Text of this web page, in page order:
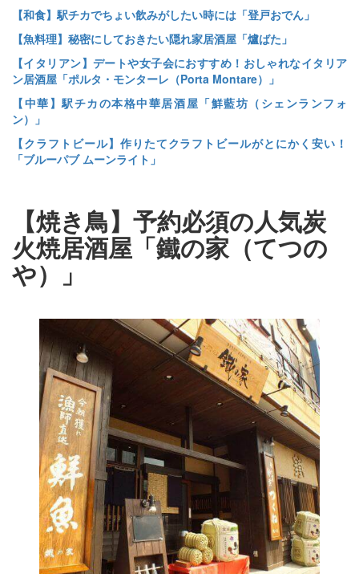
【和食】駅チカでちょい飲みがしたい時には「登戸おでん」
【魚料理】秘密にしておきたい隠れ家居酒屋「爐ばた」
【イタリアン】デートや女子会におすすめ！おしゃれなイタリア
ン居酒屋「ポルタ・モンターレ（Porta Montare）」
【中華】駅チカの本格中華居酒屋「鮮藍坊（シェンランフォ
ン）」
【クラフトビール】作りたてクラフトビールがとにかく安い！
「ブルーパブ ムーンライト」
【焼き鳥】予約必須の人気炭
火焼居酒屋「鐵の家（てつの
や）」